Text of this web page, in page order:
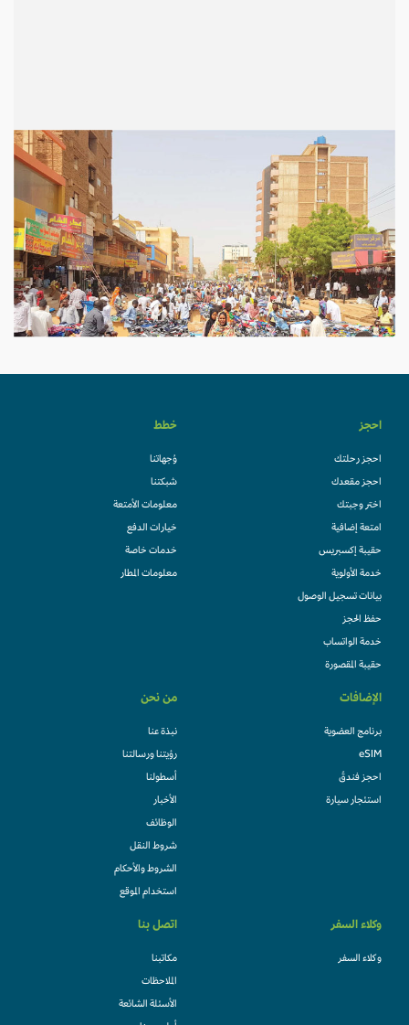
احجز
احجز رحلتك
احجز مقعدك
اختر وجبتك
امتعة إضافية
حقيبة إكسبريس
خدمة الأولوية
بيانات تسجيل الوصول
حفظ الحجز
خدمة الواتساب
حقيبة المقصورة
خطط
وُجهاتنا
شبكتنا
معلومات الأمتعة
خيارات الدفع
خدمات خاصة
معلومات المطار
الإضافات
برنامج العضوية
eSIM
احجز فندقً
استئجار سيارة
من نحن
نبذة عنا
رؤيتنا ورسالتنا
أسطولنا
الأخبار
الوظائف
شروط النقل
الشروط والأحكام
استخدام الموقع
وكلاء السفر
وكلاء السفر
اتصل بنا
مكاتبنا
الملاحظات
الأسئلة الشائعة